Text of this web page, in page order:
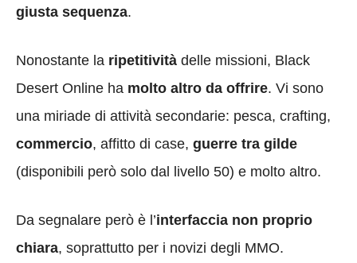
giusta sequenza.
Nonostante la ripetitività delle missioni, Black
Desert Online ha molto altro da offrire. Vi sono
una miriade di attività secondarie: pesca, crafting,
commercio, affitto di case, guerre tra gilde
(disponibili però solo dal livello 50) e molto altro.
Da segnalare però è l’interfaccia non proprio
chiara, soprattutto per i novizi degli MMO.